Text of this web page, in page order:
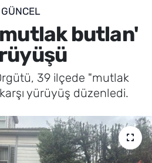
GÜNCEL
butlan'
39 ilçede "mutlak
yürüyüş düzenledi.